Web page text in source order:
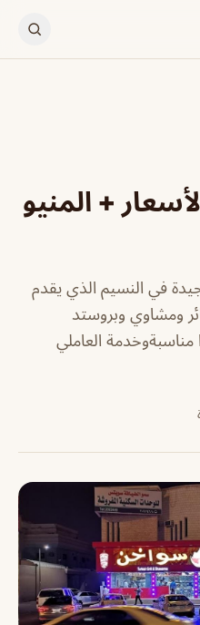
+ المنيو
في النسيم الذي يقدم
ومشاوي وبروستد
العاملي